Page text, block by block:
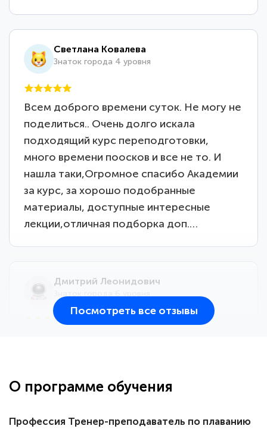
Светлана Ковалева
Знаток города 4 уровня
Всем доброго времени суток. Не могу не
поделиться.. Очень долго искала
подходящий курс переподготовки,
много времени поосков и все не то. И
нашла таки,Огромное спасибо Академии
за курс, за хорошо подобранные
материалы, доступные интересные
лекции,отличная подборка доп.…
Дмитрий Леонидович
большое количество методических
сдачи итоговой аттестации. Спасибо
Посмотреть все отзывы
О программе обучения
Профессия Тренер-преподаватель по плаванию